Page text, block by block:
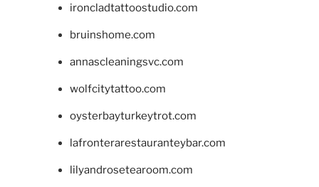
ironcladtattoostudio.com
bruinshome.com
annascleaningsvc.com
wolfcitytattoo.com
oysterbayturkeytrot.com
lafronterarestauranteybar.com
lilyandrosetearoom.com